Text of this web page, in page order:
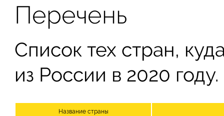
Перечень
Список тех стран,
из России в 2020 году.
Название страны